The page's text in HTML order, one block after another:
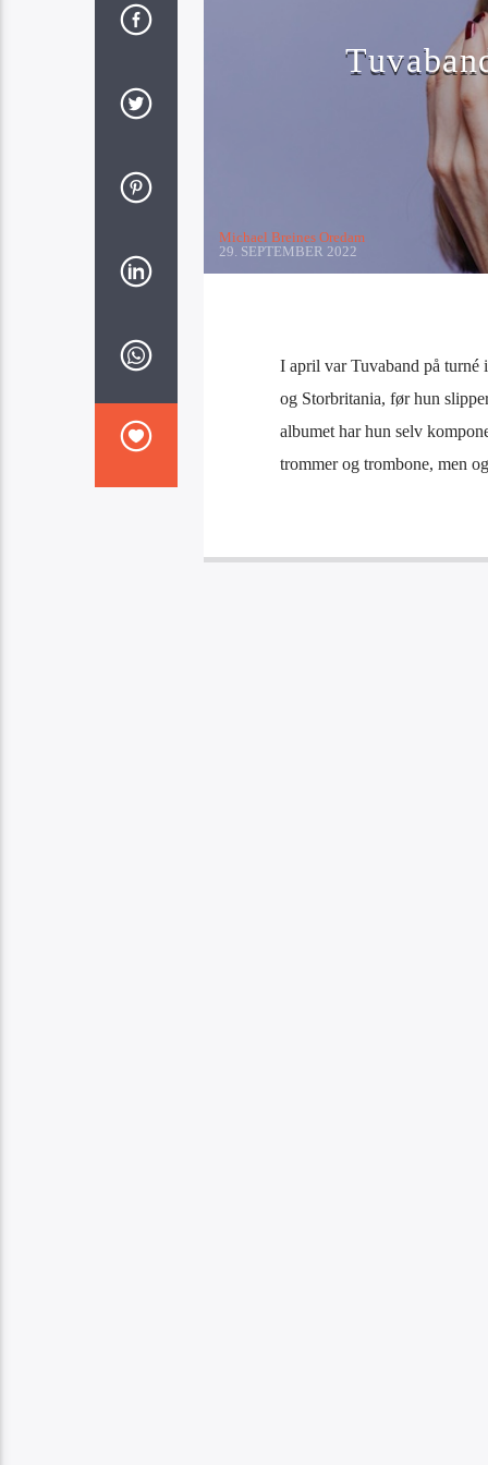
Michael Breines Oredam
29. SEPTEMBER 2022
I april var Tuvaband på turné
og Storbritania, før hun
albumet har hun selv
trommer og trombone, men